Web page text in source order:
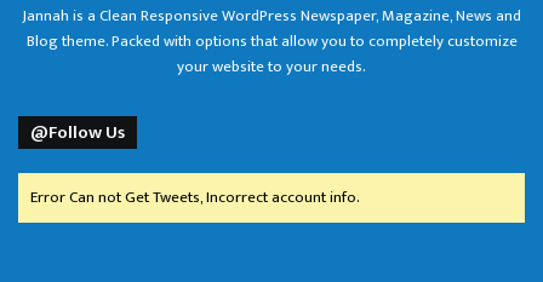
Jannah is a Clean Responsive WordPress Newspaper, Magazine, News and
Blog theme. Packed with options that allow you to completely customize
your website to your needs.
@Follow Us
Error Can not Get Tweets, Incorrect account info.